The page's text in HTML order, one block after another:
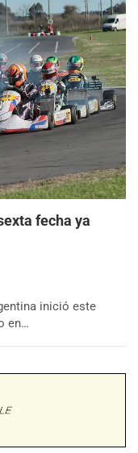
fecha ya
inició este
en…